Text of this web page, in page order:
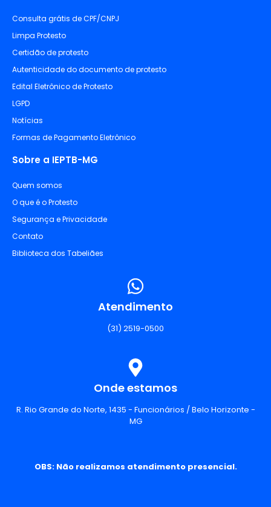
Consulta grátis de CPF/CNPJ
Limpa Protesto
Certidão de protesto
Autenticidade do documento de protesto
Edital Eletrônico de Protesto
LGPD
Notícias
Formas de Pagamento Eletrônico
Sobre a IEPTB-MG
Quem somos
O que é o Protesto
Segurança e Privacidade
Contato
Biblioteca dos Tabeliães
Atendimento
(31) 2519-0500
Onde estamos
R. Rio Grande do Norte, 1435 - Funcionários / Belo Horizonte -
MG
OBS: Não realizamos atendimento presencial.